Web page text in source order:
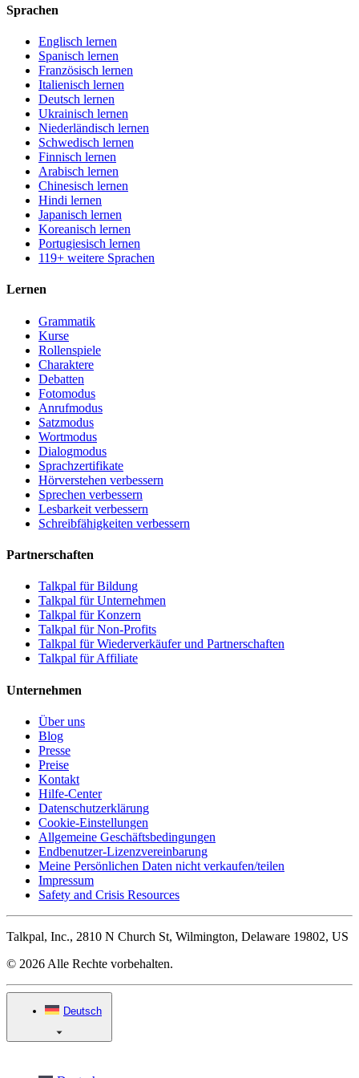
Sprachen
Englisch lernen
Spanisch lernen
Französisch lernen
Italienisch lernen
Deutsch lernen
Ukrainisch lernen
Niederländisch lernen
Schwedisch lernen
Finnisch lernen
Arabisch lernen
Chinesisch lernen
Hindi lernen
Japanisch lernen
Koreanisch lernen
Portugiesisch lernen
119+ weitere Sprachen
Lernen
Grammatik
Kurse
Rollenspiele
Charaktere
Debatten
Fotomodus
Anrufmodus
Satzmodus
Wortmodus
Dialogmodus
Sprachzertifikate
Hörverstehen verbessern
Sprechen verbessern
Lesbarkeit verbessern
Schreibfähigkeiten verbessern
Partnerschaften
Talkpal für Bildung
Talkpal für Unternehmen
Talkpal für Konzern
Talkpal für Non-Profits
Talkpal für Wiederverkäufer und Partnerschaften
Talkpal für Affiliate
Unternehmen
Über uns
Blog
Presse
Preise
Kontakt
Hilfe-Center
Datenschutzerklärung
Cookie-Einstellungen
Allgemeine Geschäftsbedingungen
Endbenutzer-Lizenzvereinbarung
Meine Persönlichen Daten nicht verkaufen/teilen
Impressum
Safety and Crisis Resources
Talkpal, Inc., 2810 N Church St, Wilmington, Delaware 19802, US
© 2026 Alle Rechte vorbehalten.
Deutsch